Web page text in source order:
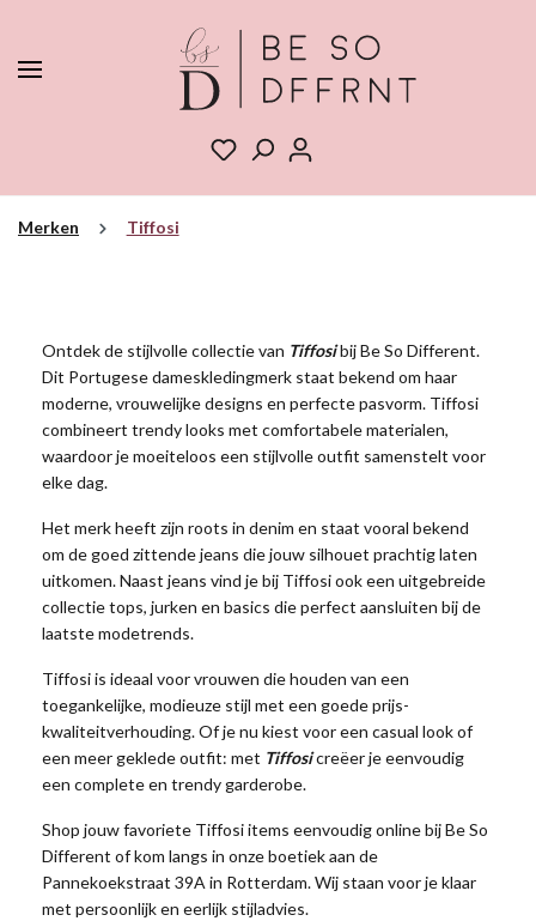
Merken Tiffosi
Ontdek de stijlvolle collectie van Tiffosibij Be So Different.
Dit Portugese dameskledingmerk staat bekend om haar
moderne, vrouwelijke designs en perfecte pasvorm. Tiffosi
combineert trendy looks met comfortabele materialen,
waardoor je moeiteloos een stijlvolle outfit samenstelt voor
elke dag.
Het merk heeft zijn roots in denim en staat vooral bekend
om de goed zittende jeans die jouw silhouet prachtig laten
uitkomen. Naast jeans vind je bij Tiffosi ook een uitgebreide
collectie tops, jurken en basics die perfect aansluiten bij de
laatste modetrends.
Tiffosi is ideaal voor vrouwen die houden van een
toegankelijke, modieuze stijl met een goede prijs-
kwaliteitverhouding. Of je nu kiest voor een casual look of
een meer geklede outfit: met Tiffosicreëer je eenvoudig
een complete en trendy garderobe.
Shop jouw favoriete Tiffosi items eenvoudig online bij Be So
Different of kom langs in onze boetiek aan de
Pannekoekstraat 39A in Rotterdam. Wij staan voor je klaar
met persoonlijk en eerlijk stijladvies.